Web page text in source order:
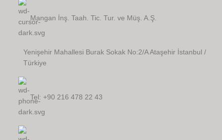
Mangan İnş. Taah. Tic. Tur. ve Müş. A.Ş.
Yenişehir Mahallesi Burak Sokak No:2/A Ataşehir İstanbul /
Türkiye
Tel: +90 216 478 22 43